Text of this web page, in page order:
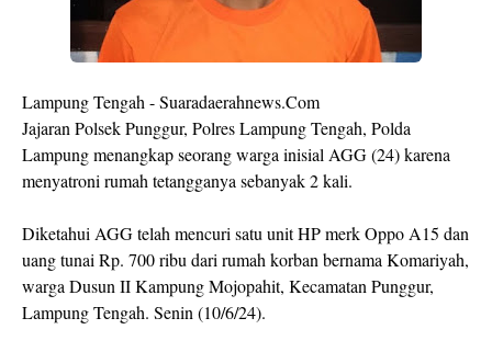
Lampung Tengah - Suaradaerahnews.Com
Jajaran Polsek Punggur, Polres Lampung Tengah, Polda
Lampung menangkap seorang warga inisial AGG (24) karena
menyatroni rumah tetangganya sebanyak 2 kali.
Diketahui AGG telah mencuri satu unit HP merk Oppo A15 dan
uang tunai Rp. 700 ribu dari rumah korban bernama Komariyah,
warga Dusun II Kampung Mojopahit, Kecamatan Punggur,
Lampung Tengah. Senin (10/6/24).